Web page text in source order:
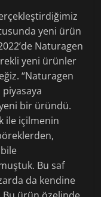
yeni ürün
Naturagen
yeni ürünler
“Naturagen
bir üründü.
ile içilmenin
Bu saf
da kendine